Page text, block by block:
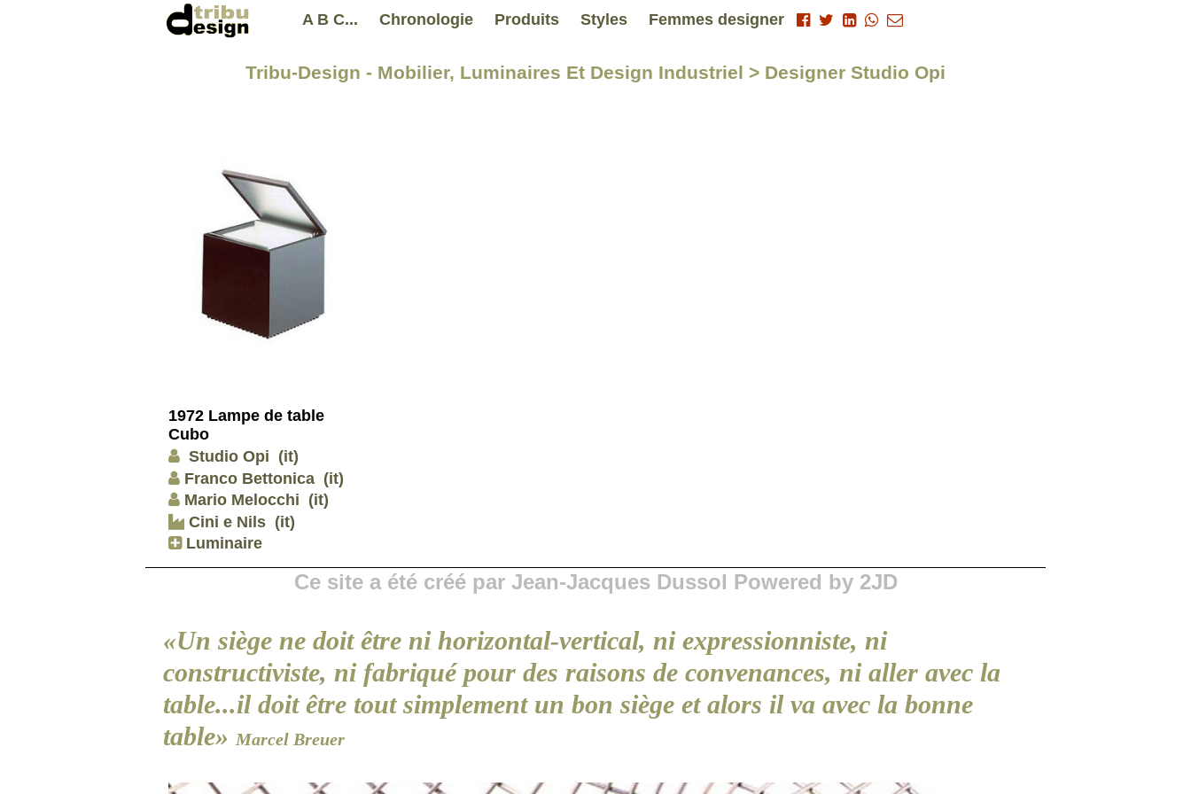
A B C... Chronologie Produits Styles Femmes designer
Tribu-Design - Mobilier, Luminaires Et Design Industriel > Designer Studio Opi
1972 Lampe de table
Cubo
Studio Opi (it)
Franco Bettonica (it)
Mario Melocchi (it)
Cini e Nils (it)
Luminaire
Ce site a été créé par Jean-Jacques Dussol Powered by 2JD
«Un siège ne doit être ni horizontal-vertical, ni expressionniste, ni
constructiviste, ni fabriqué pour des raisons de convenances, ni aller avec la
table...il doit être tout simplement un bon siège et alors il va avec la bonne
table» Marcel Breuer